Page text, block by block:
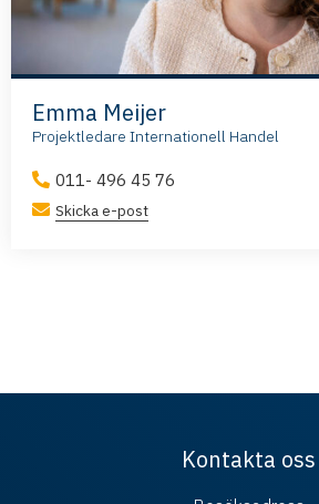
Emma Meijer
Projektledare Internationell Handel
011- 496 45 76
Skicka e-post
Kontakta oss